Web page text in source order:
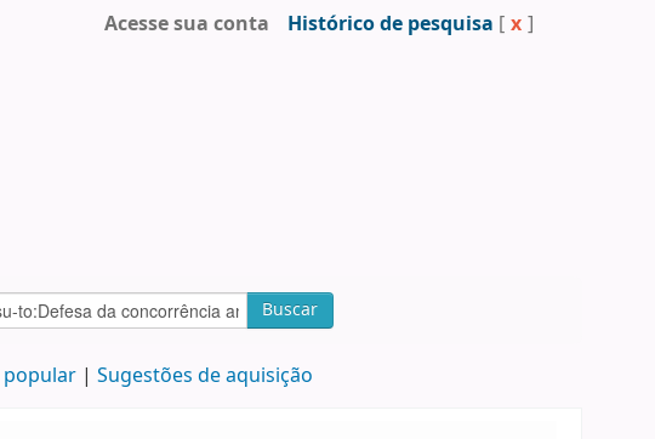
Acesse sua conta Histórico de pesquisa [ x ]
Buscar
popular Sugestões de aquisição